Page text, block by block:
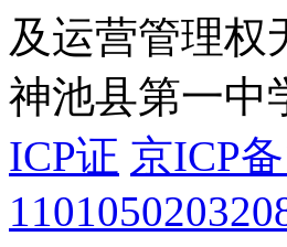
及运营管理权
神池县第一中
ICP证 京ICP